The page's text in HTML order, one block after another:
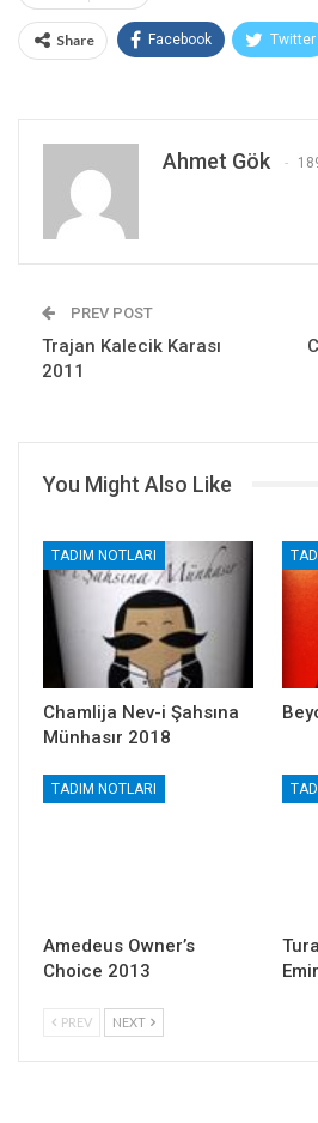
Share Facebook Twitter
Ahmet Gök
PREV POST
Trajan Kalecik Karası
2011
You Might Also Like
TADIM NOTLARI
Chamlija Nev-i Şahsına
Münhasır 2018
TADIM NOTLARI
Amedeus Owner’s
Choice 2013
PREV NEXT